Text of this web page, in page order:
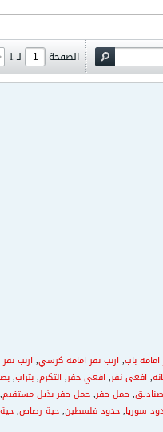
الصفحة لـ1
امامه باب, ارنب نفر امامه كرسي, ارنب
, افعى نفر, افعي حفر, التكرم,بتراب,
,جمل حفر,جمل حفر بذيل مستقيم,
سوريا,حدود فلسطين,حية رصاص,